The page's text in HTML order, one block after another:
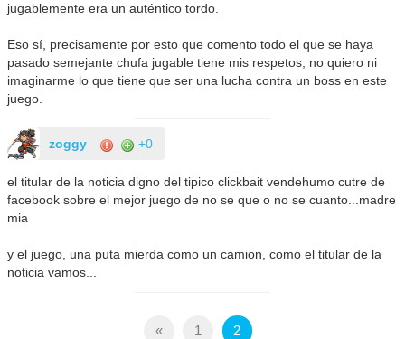
jugablemente era un auténtico tordo.
Eso sí, precisamente por esto que comento todo el que se haya
pasado semejante chufa jugable tiene mis respetos, no quiero ni
imaginarme lo que tiene que ser una lucha contra un boss en este
juego.
zoggy +0
el titular de la noticia digno del tipico clickbait vendehumo cutre de
facebook sobre el mejor juego de no se que o no se cuanto...madre
mia
y el juego, una puta mierda como un camion, como el titular de la
noticia vamos...
« 1 2